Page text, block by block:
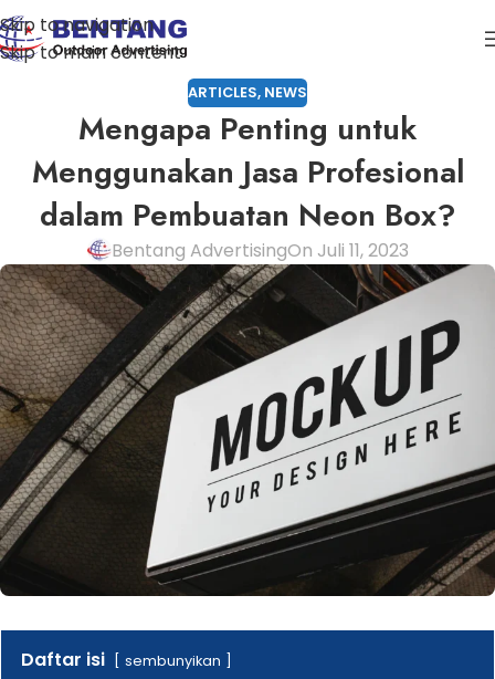
Skip to navigation
Skip to main content
ARTICLES, NEWS
Mengapa Penting untuk
Menggunakan Jasa Profesional
dalam Pembuatan Neon Box?
Bentang AdvertisingOn Juli 11, 2023
Daftar isi sembunyikan